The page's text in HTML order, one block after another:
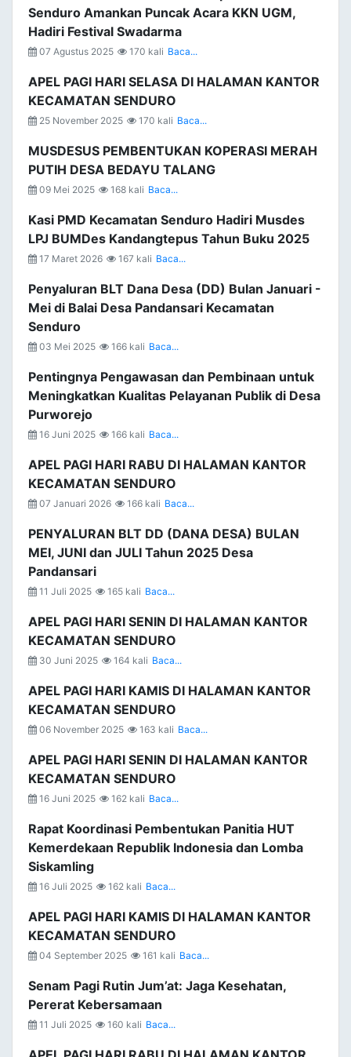
Senduro Amankan Puncak Acara KKN UGM,
Hadiri Festival Swadarma
07 Agustus 2025 170 kali Baca...
APEL PAGI HARI SELASA DI HALAMAN KANTOR
KECAMATAN SENDURO
25 November 2025 170 kali Baca...
MUSDESUS PEMBENTUKAN KOPERASI MERAH
PUTIH DESA BEDAYU TALANG
09 Mei 2025 168 kali Baca...
Kasi PMD Kecamatan Senduro Hadiri Musdes
LPJ BUMDes Kandangtepus Tahun Buku 2025
17 Maret 2026 167 kali Baca...
Penyaluran BLT Dana Desa (DD) Bulan Januari -
Mei di Balai Desa Pandansari Kecamatan
Senduro
03 Mei 2025 166 kali Baca...
Pentingnya Pengawasan dan Pembinaan untuk
Meningkatkan Kualitas Pelayanan Publik di Desa
Purworejo
16 Juni 2025 166 kali Baca...
APEL PAGI HARI RABU DI HALAMAN KANTOR
KECAMATAN SENDURO
07 Januari 2026 166 kali Baca...
PENYALURAN BLT DD (DANA DESA) BULAN
MEI, JUNI dan JULI Tahun 2025 Desa
Pandansari
11 Juli 2025 165 kali Baca...
APEL PAGI HARI SENIN DI HALAMAN KANTOR
KECAMATAN SENDURO
30 Juni 2025 164 kali Baca...
APEL PAGI HARI KAMIS DI HALAMAN KANTOR
KECAMATAN SENDURO
06 November 2025 163 kali Baca...
APEL PAGI HARI SENIN DI HALAMAN KANTOR
KECAMATAN SENDURO
16 Juni 2025 162 kali Baca...
Rapat Koordinasi Pembentukan Panitia HUT
Kemerdekaan Republik Indonesia dan Lomba
Siskamling
16 Juli 2025 162 kali Baca...
APEL PAGI HARI KAMIS DI HALAMAN KANTOR
KECAMATAN SENDURO
04 September 2025 161 kali Baca...
Senam Pagi Rutin Jum’at: Jaga Kesehatan,
Pererat Kebersamaan
11 Juli 2025 160 kali Baca...